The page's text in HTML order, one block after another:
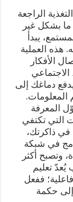
الراجعة
ما بشكل غير
يبدأ
هذه العملية
الأفكار
دماغك إلى
المعلومات.
المعرفة
التي تكتفي
في ذاكرتك،
في شبكة
وتصبح أكثر
يُعدّ تعليم
ففعل
حكمة